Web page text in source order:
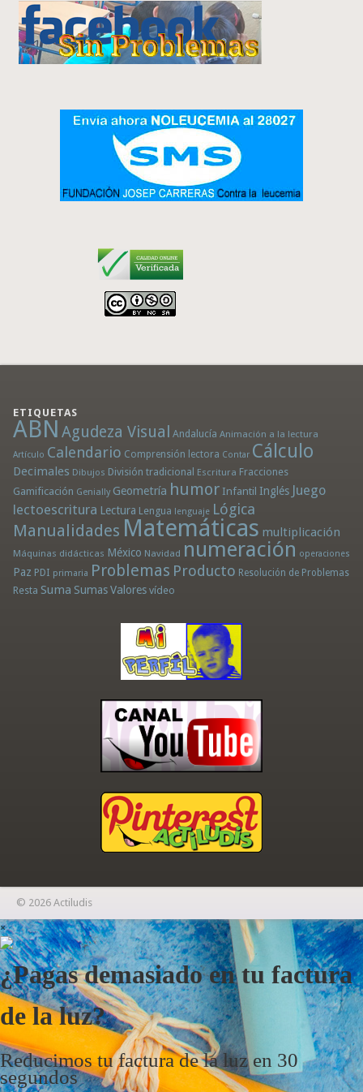
ETIQUETAS
ABN Agudeza Visual Andalucía Animación a la lectura
Artículo Calendario Comprensión lectora Contar Cálculo
Decimales Dibujos División tradicional Escritura Fracciones
Gamificación Genially Geometría humor Infantil Inglés Juego
lectoescritura Lectura Lengua lenguaje Lógica
Manualidades Matemáticas multiplicación
Máquinas didácticas México Navidad numeración operaciones
Paz PDI primaria Problemas Producto Resolución de Problemas
Resta Suma Sumas Valores vídeo
© 2026 Actiludis
×
¿Pagas demasiado en tu factura
de la luz?
Reducimos tu factura de la luz en 30
segundos